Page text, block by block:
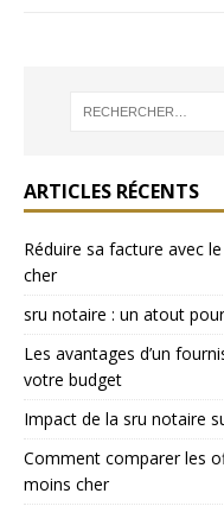
ARTICLES RÉCENTS
Réduire sa facture avec
cher
sru notaire : un atout
Les avantages d’un
votre budget
Impact de la sru notaire
Comment comparer les
moins cher